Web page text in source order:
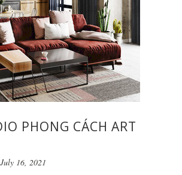
PHONG CÁCH ART
July 16, 2021